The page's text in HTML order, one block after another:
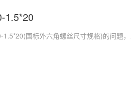
1.5*20
国标外六角螺丝尺寸规格)的问题